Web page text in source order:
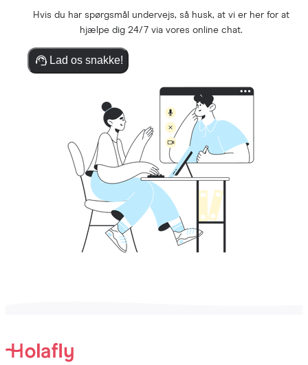
Hvis du har spørgsmål undervejs, så husk, at vi er her for at
hjælpe dig 24/7 via vores online chat.
Lad os snakke!